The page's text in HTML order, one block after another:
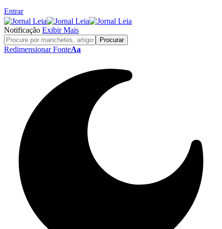
Entrar
Notificação Exibir Mais
Redimensionar FonteAa